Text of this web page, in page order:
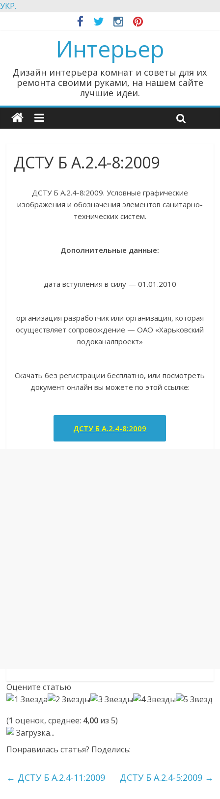
УКР.
Интерьер
Дизайн интерьера комнат и советы для их
ремонта своими руками, на нашем сайте
лучшие идеи.
ДСТУ Б А.2.4-8:2009
ДСТУ Б А.2.4-8:2009. Условные графические
изображения и обозначения элементов санитарно-
технических систем.
Дополнительные данные:
дата вступления в силу — 01.01.2010
организация разработчик или организация, которая
осуществляет сопровождение — ОАО «Харьковский
водоканалпроект»
Скачать без регистрации бесплатно, или посмотреть
документ онлайн вы можете по этой ссылке:
ДСТУ Б А.2.4-8:2009
Оцените статью
(1 оценок, среднее: 4,00 из 5)
Загрузка...
Понравилась статья? Поделись:
← ДСТУ Б А.2.4-11:2009 ДСТУ Б А.2.4-5:2009 →